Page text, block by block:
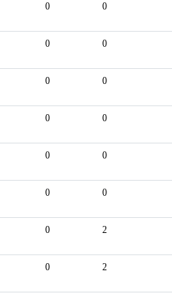
0 0
0 0
0 0
0 0
0 0
0 0
0 2
0 2